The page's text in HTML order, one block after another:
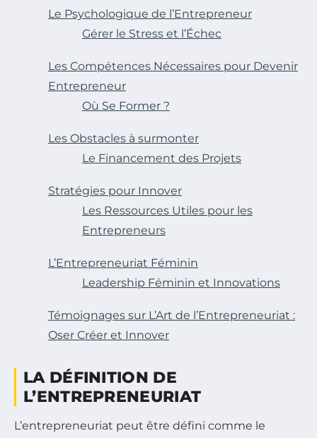
Le Psychologique de l’Entrepreneur
Gérer le Stress et l’Échec
Les Compétences Nécessaires pour Devenir
Entrepreneur
Où Se Former ?
Les Obstacles à surmonter
Le Financement des Projets
Stratégies pour Innover
Les Ressources Utiles pour les
Entrepreneurs
L’Entrepreneuriat Féminin
Leadership Féminin et Innovations
Témoignages sur L’Art de l’Entrepreneuriat :
Oser Créer et Innover
LA DÉFINITION DE
L’ENTREPRENEURIAT
L’entrepreneuriat peut être défini comme le